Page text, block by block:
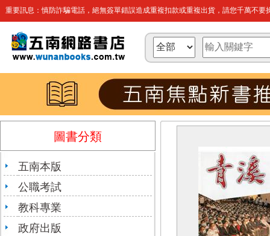
重要訊息：慎防詐騙電話，絕無簽單錯誤造成重複扣款或重複出貨，請您千萬不要
圖書分類
五南本版
公職考試
教科專業
政府出版